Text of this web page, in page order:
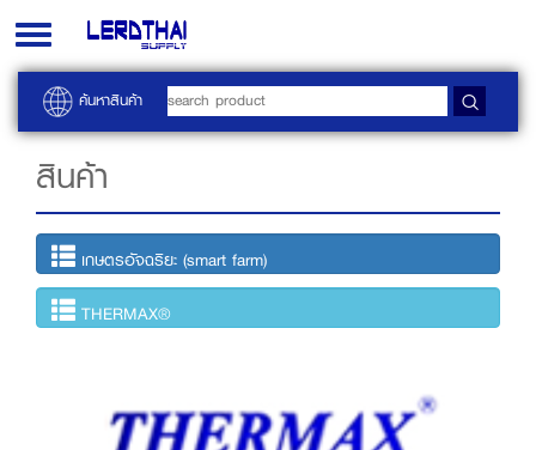
Toggle
navigation
ค้นหาสินค้า
สินค้า
เกษตรอัจฉริยะ (smart farm)
THERMAX®